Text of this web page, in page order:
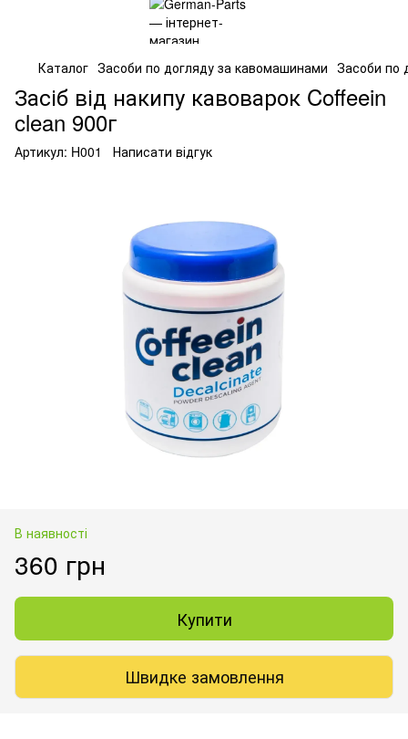
Каталог Засоби по догляду за кавомашинами Засоби по
Засіб від накипу кавоварок Coffeein
clean 900г
Артикул: H001 Написати відгук
В наявності
360 грн
Купити
Швидке замовлення